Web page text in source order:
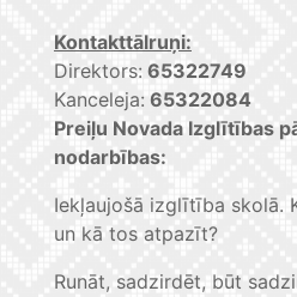
Kontakttālruņi:
Direktors: 65322749
Kanceleja: 65322084
Preiļu Novada Izglītības
nodarbības:
Iekļaujošā izglītība skolā.
un kā tos atpazīt?
Runāt, sadzirdēt, būt